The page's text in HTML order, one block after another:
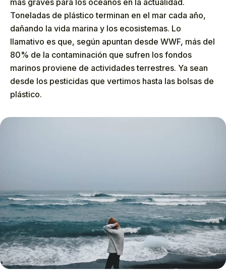
más graves para los océanos en la actualidad.
Toneladas de plástico terminan en el mar cada año,
dañando la vida marina y los ecosistemas. Lo
llamativo es que, según apuntan desde WWF, más del
80% de la contaminación que sufren los fondos
marinos proviene de actividades terrestres. Ya sean
desde los pesticidas que vertimos hasta las bolsas de
plástico.